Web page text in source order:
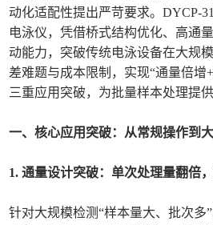
动化适配性提出严苛要求。DYCP-
电泳仪，凭借桥式结构优化、高通
动能力，突破传统电泳设备在大规
差难题与成本限制，实现“通量倍增
三重应用突破，为批量样本处理提
一、核心应用突破：从常规操作到
1. 通量设计突破：单次处理量翻倍
针对大规模检测“样本量大、批次多